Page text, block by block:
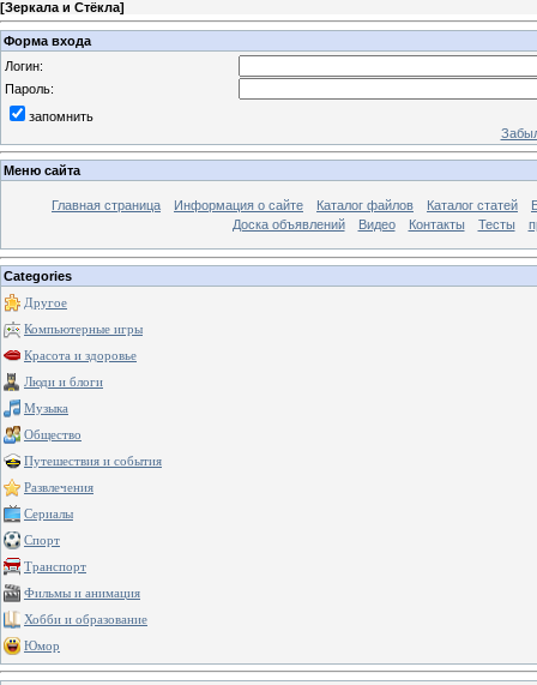
[Зеркала и Стёкла]
Форма входа
Логин:
Пароль:
запомнить
Меню сайта
Главная страница Информация о сайте Каталог файлов Каталог статей
Доска объявлений
Видео Контакты Тесты
Categories
Другое
Компьютерные игры
Красота и здоровье
Люди и блоги
Музыка
Общество
Путешествия и события
Развлечения
Сериалы
Спорт
Транспорт
Фильмы и анимация
Хобби и образование
Юмор